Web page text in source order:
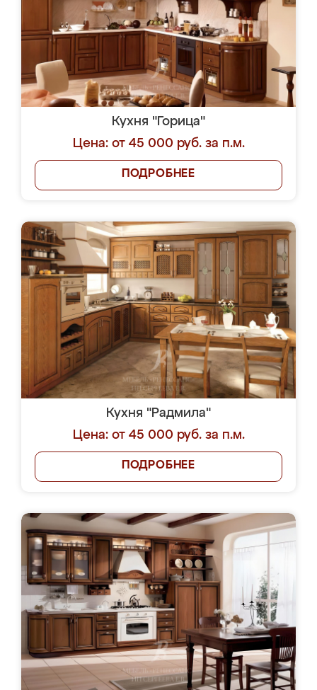
Кухня "Горица"
Цена: от 45 000 руб. за п.м.
ПОДРОБНЕЕ
Кухня "Радмила"
Цена: от 45 000 руб. за п.м.
ПОДРОБНЕЕ